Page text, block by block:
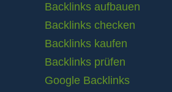
Backlinks aufbauen
Backlinks checken
Backlinks kaufen
Backlinks prüfen
Google Backlinks